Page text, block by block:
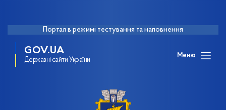
Портал в режимі тестування та наповнення
GOV.UA
Державні сайти України
Меню